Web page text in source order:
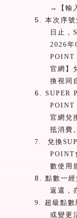
→【輸
5. 本次序號
日止，
2026年
POINT
官網】
換視同
6. SUPER
POINT
官網兌
抵消費。
7.
兌換
POINT
數使用
8.
點數一
返還，
9.
超級點
或變更